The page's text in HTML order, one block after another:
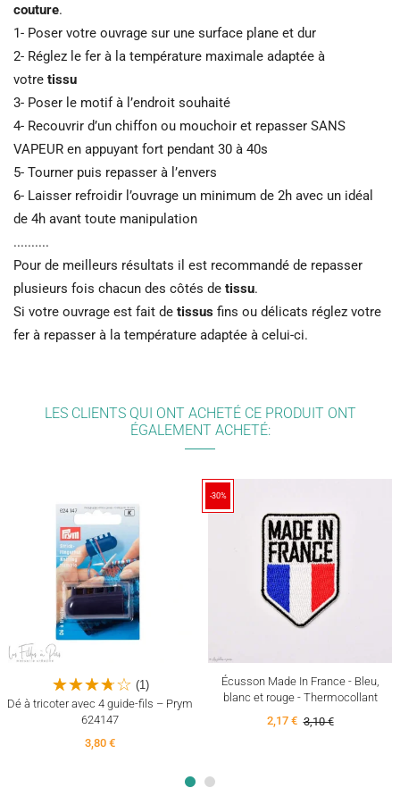
couture.
1- Poser votre ouvrage sur une surface plane et dur
2- Réglez le fer à la température maximale adaptée à
votre tissu
3- Poser le motif à l’endroit souhaité
4- Recouvrir d’un chiffon ou mouchoir et repasser SANS
VAPEUR en appuyant fort pendant 30 à 40s
5- Tourner puis repasser à l’envers
6- Laisser refroidir l’ouvrage un minimum de 2h avec un idéal
de 4h avant toute manipulation
..........
Pour de meilleurs résultats il est recommandé de repasser
plusieurs fois chacun des côtés de tissu.
Si votre ouvrage est fait de tissus fins ou délicats réglez votre
fer à repasser à la température adaptée à celui-ci.
LES CLIENTS QUI ONT ACHETÉ CE PRODUIT ONT
ÉGALEMENT ACHETÉ:
(1)
Dé à tricoter avec 4 guide-fils – Prym
624147
3,80 €
-30%
Écusson Made In France - Bleu,
blanc et rouge - Thermocollant
2,17 € 3,10 €